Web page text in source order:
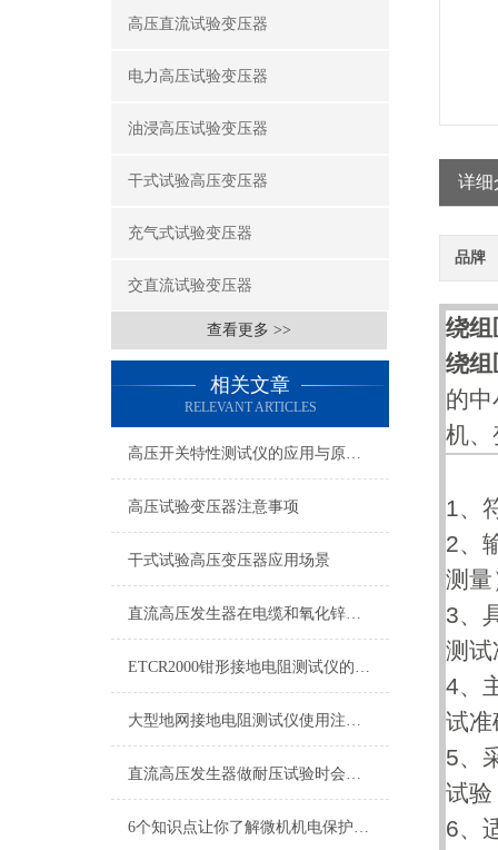
高压直流试验变压器
电力高压试验变压器
油浸高压试验变压器
干式试验高压变压器
充气式试验变压器
交直流试验变压器
查看更多 >>
相关文章
RELEVANT ARTICLES
高压开关特性测试仪的应用与原理介绍
高压试验变压器注意事项
干式试验高压变压器应用场景
直流高压发生器在电缆和氧化锌避雷器试验中的使用
ETCR2000钳形接地电阻测试仪的现场应用
大型地网接地电阻测试仪使用注意事项
直流高压发生器做耐压试验时会出现什么问题
6个知识点让你了解微机机电保护测试仪的设备特性
详细
品牌
绕组
绕组
的
机、
1、
2、
测量
3、
测试
4、
试准
5、
试验
6、